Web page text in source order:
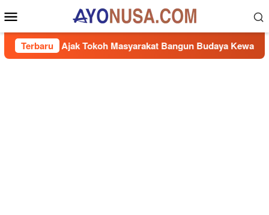
ke
kontenMobile
Terbaru
Ajak Tokoh Masyarakat Bangun Budaya Kewaspadaan